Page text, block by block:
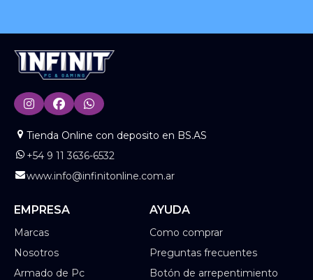
Tienda Online con deposito en BS.AS
+54 9 11 3636-6532
www.info@infinitonline.com.ar
EMPRESA
Marcas
Nosotros
Armado de Pc
AYUDA
Como comprar
Preguntas frecuentes
Botón de arrepentimiento